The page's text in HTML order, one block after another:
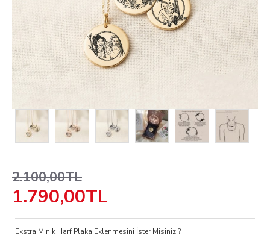
1.790,00TL
2.100,00TL
Ekstra Minik Harf Plaka Eklenmesini İster Misiniz ?